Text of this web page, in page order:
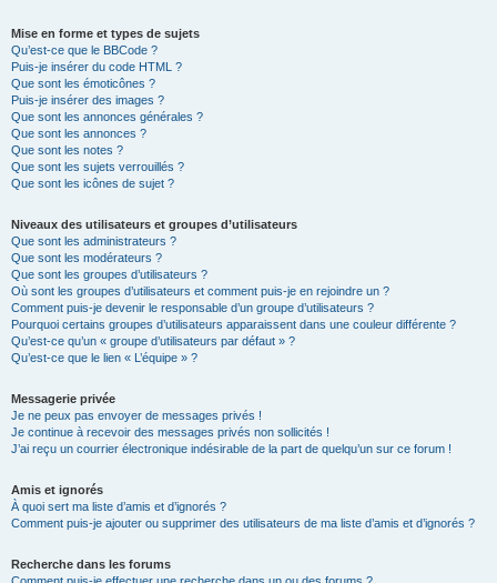
Mise en forme et types de sujets
Qu’est-ce que le BBCode ?
Puis-je insérer du code HTML ?
Que sont les émoticônes ?
Puis-je insérer des images ?
Que sont les annonces générales ?
Que sont les annonces ?
Que sont les notes ?
Que sont les sujets verrouillés ?
Que sont les icônes de sujet ?
Niveaux des utilisateurs et groupes d’utilisateurs
Que sont les administrateurs ?
Que sont les modérateurs ?
Que sont les groupes d’utilisateurs ?
Où sont les groupes d’utilisateurs et comment puis-je en rejoindre un ?
Comment puis-je devenir le responsable d’un groupe d’utilisateurs ?
Pourquoi certains groupes d’utilisateurs apparaissent dans une couleur différente ?
Qu’est-ce qu’un « groupe d’utilisateurs par défaut » ?
Qu’est-ce que le lien « L’équipe » ?
Messagerie privée
Je ne peux pas envoyer de messages privés !
Je continue à recevoir des messages privés non sollicités !
J’ai reçu un courrier électronique indésirable de la part de quelqu’un sur ce forum !
Amis et ignorés
À quoi sert ma liste d’amis et d’ignorés ?
Comment puis-je ajouter ou supprimer des utilisateurs de ma liste d’amis et d’ignorés ?
Recherche dans les forums